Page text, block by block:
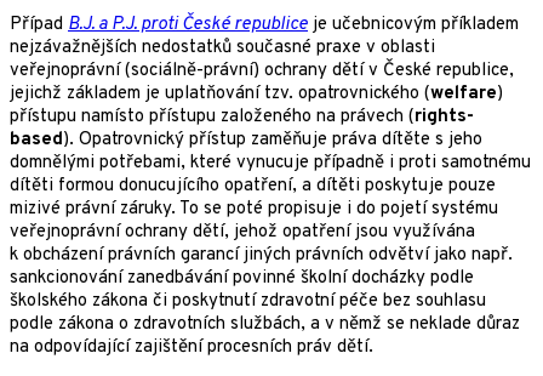
Případ B.J. a P.J. proti České republice je učebnicovým příkladem
nejzávažnějších nedostatků současné praxe v oblasti
veřejnoprávní (sociálně-právní) ochrany dětí v České republice,
jejichž základem je uplatňování tzv. opatrovnického (welfare)
přístupu namísto přístupu založeného na právech (rights-
based). Opatrovnický přístup zaměňuje práva dítěte s jeho
domnělými potřebami, které vynucuje případně i proti samotnému
dítěti formou donucujícího opatření, a dítěti poskytuje pouze
mizivé právní záruky. To se poté propisuje i do pojetí systému
veřejnoprávní ochrany dětí, jehož opatření jsou využívána
k obcházení právních garancí jiných právních odvětví jako např.
sankcionování zanedbávání povinné školní docházky podle
školského zákona či poskytnutí zdravotní péče bez souhlasu
podle zákona o zdravotních službách, a v němž se neklade důraz
na odpovídající zajištění procesních práv dětí.